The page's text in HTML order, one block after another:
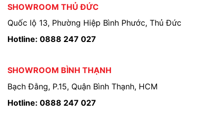
SHOWROOM THỦ ĐỨC
Quốc lộ 13, Phường Hiệp Bình Phước, Thủ Đức
Hotline: 0888 247 027
SHOWROOM BÌNH THẠNH
Bạch Đằng, P.15, Quận Bình Thạnh, HCM
Hotline: 0888 247 027